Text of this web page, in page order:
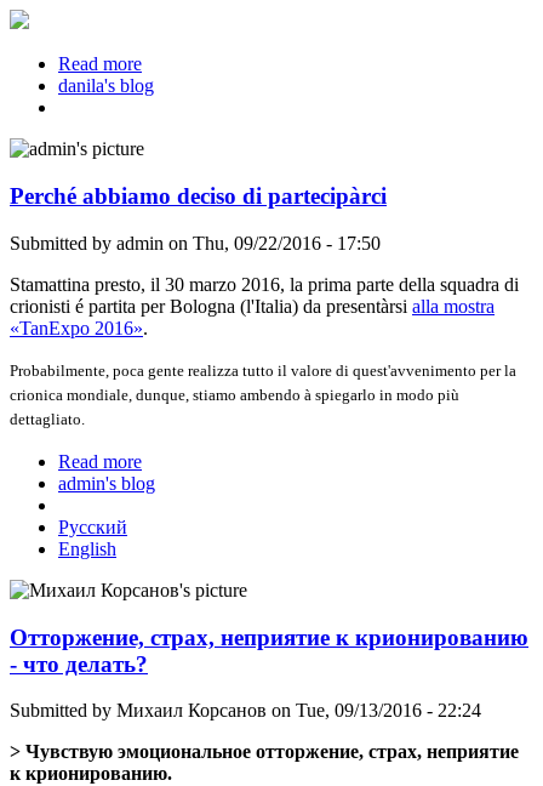
Read more
danila's blog
Perché abbiamo deciso di partecipàrci
Submitted by admin on Thu, 09/22/2016 - 17:50
Stamattina presto, il 30 marzo 2016, la prima parte della squadra di
crionisti é partita per Bologna (l'Italia) da presentàrsi alla mostra
«TanExpo 2016».
Probabilmente, poca gente realizza tutto il valore di quest'avvenimento per la
crionica mondiale, dunque, stiamo ambendo à spiegarlo in modo più
dettagliato.
Read more
admin's blog
Русский
English
Отторжение, страх, неприятие к крионированию
- что делать?
Submitted by Михаил Корсанов on Tue, 09/13/2016 - 22:24
> Чувствую эмоциональное отторжение, страх, неприятие
к крионированию.